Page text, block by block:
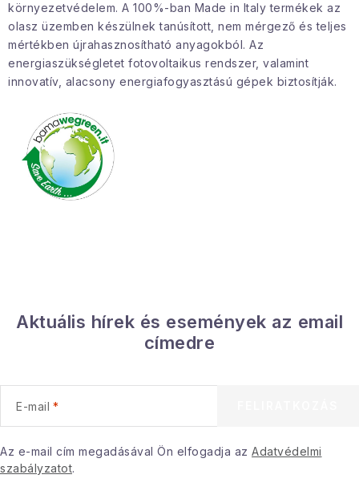
Lakástextil
Háztartás
Gyűjtemény
Egészség és szépség
Sziasztok, hív a nyár.
környezetvédelem. A 100%-ban Made in Italy termékek az
olasz üzemben készülnek tanúsított, nem mérgező és teljes
mértékben újrahasznosítható anyagokból. Az
energiaszükségletet fotovoltaikus rendszer, valamint
innovatív, alacsony energiafogyasztású gépek biztosítják.
Aktuális hírek és események az email
címedre
E-mail
Az e-mail cím megadásával Ön elfogadja az Adatvédelmi
szabályzatot.